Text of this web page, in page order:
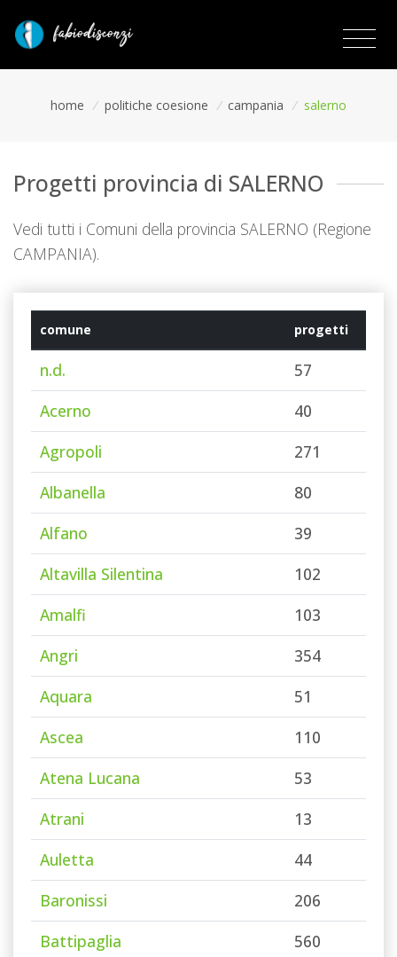
home / politiche coesione / campania / salerno
Progetti provincia di SALERNO
Vedi tutti i Comuni della provincia SALERNO (Regione
CAMPANIA).
comune progetti
n.d.
57
Acerno
40
Agropoli
271
Albanella
80
Alfano
39
Altavilla Silentina
102
Amalfi
103
Angri
354
Aquara
51
Ascea
110
Atena Lucana
53
Atrani
13
Auletta
44
Baronissi
206
Battipaglia
560